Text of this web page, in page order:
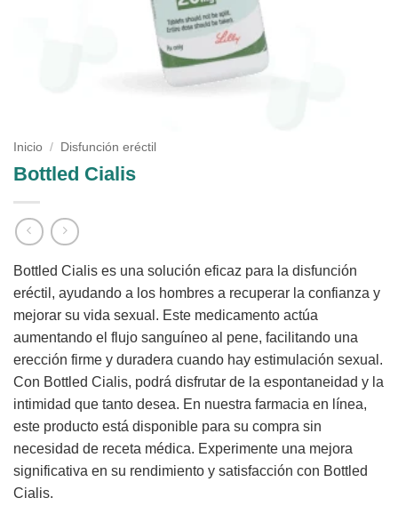
Inicio / Disfunción eréctil
Bottled Cialis
Bottled Cialis es una solución eficaz para la disfunción
eréctil, ayudando a los hombres a recuperar la confianza y
mejorar su vida sexual. Este medicamento actúa
aumentando el flujo sanguíneo al pene, facilitando una
erección firme y duradera cuando hay estimulación sexual.
Con Bottled Cialis, podrá disfrutar de la espontaneidad y la
intimidad que tanto desea. En nuestra farmacia en línea,
este producto está disponible para su compra sin
necesidad de receta médica. Experimente una mejora
significativa en su rendimiento y satisfacción con Bottled
Cialis.